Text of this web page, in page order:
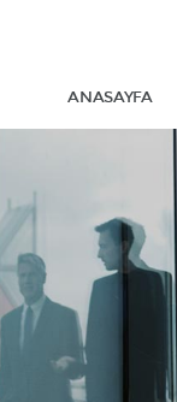
ANASAYFA